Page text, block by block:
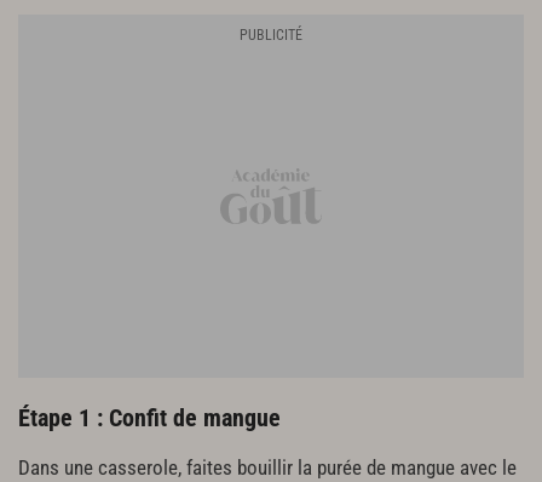
Étape 1 : Confit de mangue
Dans une casserole, faites bouillir la purée de mangue avec le